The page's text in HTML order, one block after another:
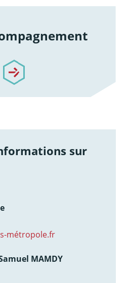
sur
métropole.fr
MAMDY